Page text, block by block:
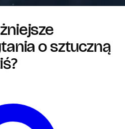
o sztuczną